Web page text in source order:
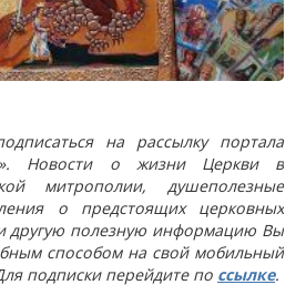
на рассылку портала
Новости о жизни Церкви в
митрополии, душеполезные
о предстоящих церковных
другую полезную информацию Вы
способом на свой мобильный
подписки перейдите по ссылке.